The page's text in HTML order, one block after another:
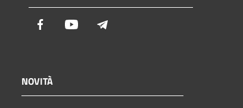
Facebook Youtube
NOVITÀ